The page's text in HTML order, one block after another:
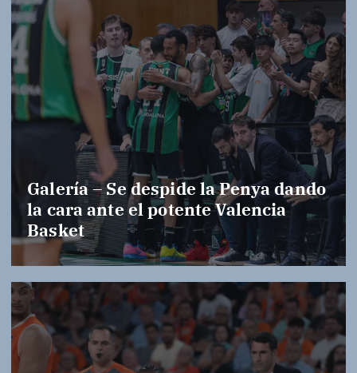
Galería – Se despide la Penya dando
la cara ante el potente Valencia
Basket